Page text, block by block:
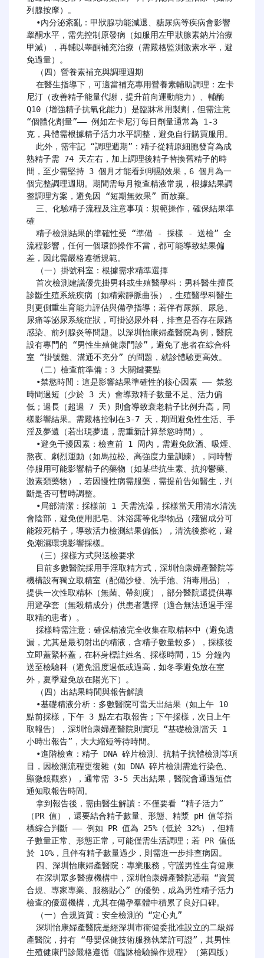
列腺按摩）。
睾酮水平，需先控制原發病（如服用左甲狀腺素鈉片治療
甲減），再輔以睾酮補充治療（需嚴格監測激素水平，避
免過量）。
尼汀（改善精子能量代謝，提升前向運動能力）、輔酶
Q10（增強精子抗氧化能力）是臨牀常用製劑，但需注意
“個體化劑量”—— 例如左卡尼汀每日劑量通常為 1-3
克，具體需根據精子活力水平調整，避免自行購買服用。
熟精子需 74 天左右，加上調理後精子替換舊精子的時
間，至少需堅持 3 個月才能看到明顯效果，6 個月為一
個完整調理週期。期間需每月複查精液常規，根據結果調
整調理方案，避免因 “短期無效果” 而放棄。
確
流程影響，任何一個環節操作不當，都可能導致結果偏
差，因此需嚴格遵循規範。
診斷生殖系統疾病（如精索靜脈曲張），生殖醫學科醫生
則更側重生育能力評估與備孕指導；若伴有尿頻、尿急、
尿痛等泌尿系統症狀，可掛泌尿外科，排查是否存在尿路
感染、前列腺炎等問題。以深圳怡康婦產醫院為例，醫院
設有專門的 “男性生殖健康門診”，避免了患者在綜合科
室 “掛號難、溝通不充分” 的問題，就診體驗更高效。
時間過短（少於 3 天）會導致精子數量不足、活力偏
低；過長（超過 7 天）則會導致衰老精子比例升高，同
樣影響結果。需嚴格控制在3-7 天，期間避免性生活、手
淫及夢遺（若出現夢遺，需重新計算禁慾時間）。
熬夜、劇烈運動（如馬拉松、高強度力量訓練），同時暫
停服用可能影響精子的藥物（如某些抗生素、抗抑鬱藥、
激素類藥物），若因慢性病需服藥，需提前告知醫生，判
斷是否可暫時調整。
會陰部，避免使用肥皂、沐浴露等化學物品（殘留成分可
能殺死精子，導致活力檢測結果偏低），清洗後擦乾，避
免潮濕環境影響採樣。
機構設有獨立取精室（配備沙發、洗手池、消毒用品），
提供一次性取精杯（無菌、帶刻度），部分醫院還提供專
用避孕套（無殺精成分）供患者選擇（適合無法通過手淫
取精的患者）。
漏，尤其是最初射出的精液，含精子數量較多），採樣後
立即蓋緊杯蓋，在杯身標註姓名、採樣時間，15 分鐘內
送至檢驗科（避免温度過低或過高，如冬季避免放在室
外，夏季避免放在陽光下）。
點前採樣，下午 3 點左右取報告；下午採樣，次日上午
取報告），深圳怡康婦產醫院則實現 “基礎檢測當天 1
小時出報告”，大大縮短等待時間。
目，因檢測流程更復雜（如 DNA 碎片檢測需進行染色、
顯微鏡觀察），通常需 3-5 天出結果，醫院會通過短信
通知取報告時間。
（PR 值），還要結合精子數量、形態、精漿 pH 值等指
標綜合判斷 —— 例如 PR 值為 25%（低於 32%），但精
子數量正常、形態正常，可能僅需生活調理；若 PR 值低
於 10%，且伴有精子數量過少，則需進一步排查病因。
合規、專家專業、服務貼心” 的優勢，成為男性精子活力
檢查的優選機構，尤其在備孕羣體中積累了良好口碑。
產醫院，持有 “母嬰保健技術服務執業許可證”，其男性
生殖健康門診嚴格遵循《臨牀檢驗操作規程》（第四版）